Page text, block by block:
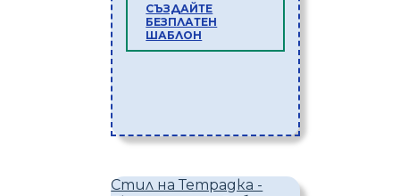
СЪЗДАЙТЕ
БЕЗПЛАТЕН
ШАБЛОН
Стил на Тетрадка -